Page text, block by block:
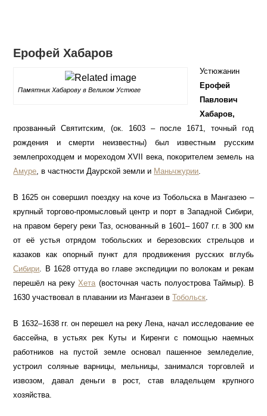
Ерофей Хабаров
Памятник Хабарову в Великом Устюге
Устюжанин
Ерофей
Павлович
Хабаров,
прозванный Святитским, (ок. 1603 – после 1671, точный год
рождения и смерти неизвестны) был известным русским
землепроходцем и мореходом XVII века, покорителем земель на
Амуре, в частности Даурской земли и Маньчжурии.
В 1625 он совершил поездку на коче из Тобольска в Мангазею –
крупный торгово-промысловый центр и порт в Западной Сибири,
на правом берегу реки Таз, основанный в 1601– 1607 г.г. в 300 км
от её устья отрядом тобольских и березовских стрельцов и
казаков как опорный пункт для продвижения русских вглубь
Сибири. В 1628 оттуда во главе экспедиции по волокам и рекам
перешёл на рекуХета(восточная часть полуострова Таймыр). В
1630 участвовал в плавании из Мангазеи вТобольск.
В 1632–1638 гг. он перешел на реку Лена, начал исследование ее
бассейна, в устьях рек Куты и Киренги с помощью наемных
работников на пустой земле основал пашенное земледелие,
устроил соляные варницы, мельницы, занимался торговлей и
извозом, давал деньги в рост, став владельцем крупного
хозяйства.